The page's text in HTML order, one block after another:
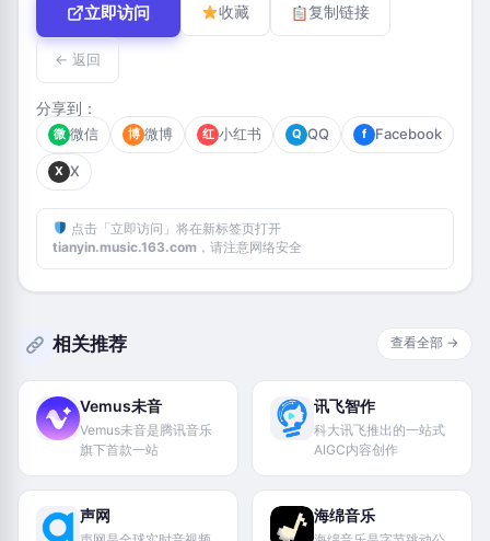
立即访问 收藏 复制链接
← 返回
分享到：
微 微信 博 微博 红 小红书 Q QQ f Facebook
X X
点击「立即访问」将在新标签页打开
tianyin.music.163.com ，请注意网络安全
相关推荐 查看全部 →
Vemus未音
Vemus未音是腾讯音乐
旗下首款一站
讯飞智作
科大讯飞推出的一站式
AIGC内容创作
声网 海绵音乐